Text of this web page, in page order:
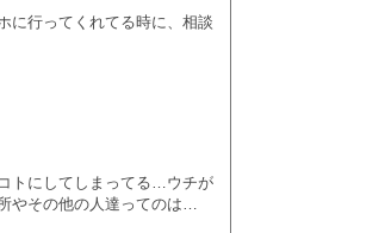
に行ってくれてる時に、相談
トにしてしまってる…ウチが
やその他の人達ってのは…